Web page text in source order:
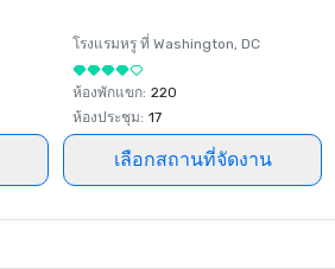
โรงแรมหรู ที่ Washington, DC
ห้องพักแขก: 220
ห้องประชุม: 17
เลือกสถานที่จัดงาน